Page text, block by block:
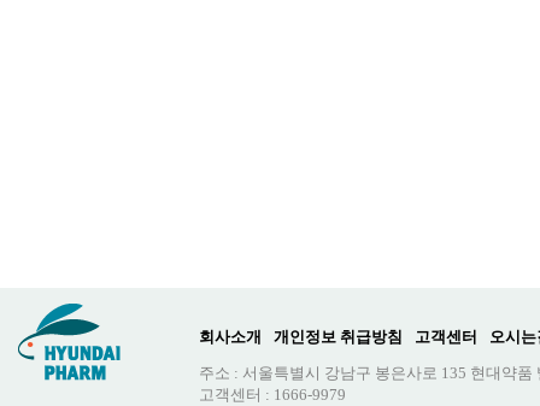
회사소개 개인정보 취급방침 고객센터
오시는
주소 : 서울특별시 강남구 봉은사로 135 현대약품
고객센터 : 1666-9979